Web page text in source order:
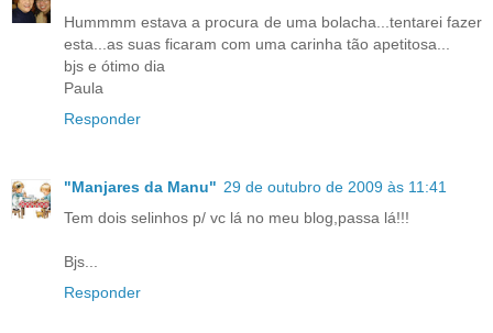
Hummmm estava a procura de uma bolacha...tentarei fazer
esta...as suas ficaram com uma carinha tão apetitosa...
bjs e ótimo dia
Paula
Responder
"Manjares da Manu" 29 de outubro de 2009 às 11:41
Tem dois selinhos p/ vc lá no meu blog,passa lá!!!
Bjs...
Responder